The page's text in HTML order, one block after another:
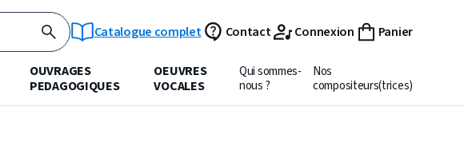
Catalogue complet Contact Connexion Panier
OUVRAGES
PEDAGOGIQUES
OEUVRES
VOCALES
Qui sommes-
nous ?
Nos
compositeurs(trices)